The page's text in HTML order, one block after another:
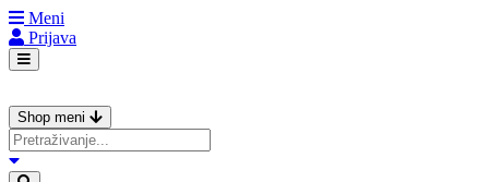
Meni
Prijava
Shop meni